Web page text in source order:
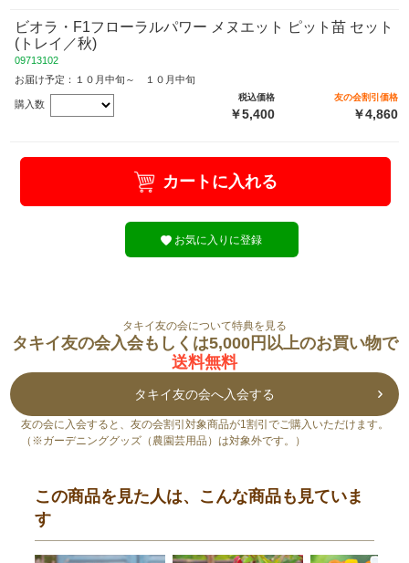
ビオラ・F1フローラルパワー メヌエット ピット苗 セット
(トレイ／秋)
09713102
お届け予定：１０月中旬～ １０月中旬
購入数
税込価格
￥5,400
友の会割引価格
￥4,860
カートに入れる
お気に入りに登録
タキイ友の会について特典を見る
タキイ友の会入会もしくは5,000円以上のお買い物で
送料無料
タキイ友の会へ入会する
友の会に入会すると、友の会割引対象商品が1割引でご購入いただけます。
（※ガーデニンググッズ（農園芸用品）は対象外です。）
この商品を見た人は、こんな商品も見ていま
す